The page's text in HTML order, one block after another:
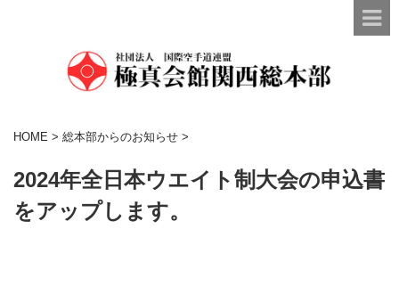
HOME > 総本部からのお知らせ >
2024年全日本ウエイト制大会の申込書
をアップします。